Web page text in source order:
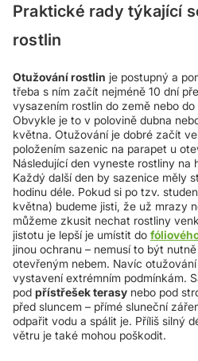
Praktické rady týkající
rostlin
Otužování rostlin je postupný a
třeba s ním začít nejméně 10 dní
vysazením rostlin do země nebo
Obvykle je to v polovině dubna
května. Otužování je dobré začít
položením sazenic na parapet u
Následující den vyneste rostliny na
Každý další den by sazenice měly
hodinu déle. Pokud si po tzv.
května) budeme jisti, že už mrazy
můžeme zkusit nechat rostliny
jistotu je lepší je umístit do
jinou ochranu – nemusí to být
otevřeným nebem. Navíc
vystavení extrémním podmínkám.
pod přístřešek terasy nebo pod
před sluncem – přímé sluneční
odpařit vodu a spálit je. Příliš silný
větru je také mohou poškodit.